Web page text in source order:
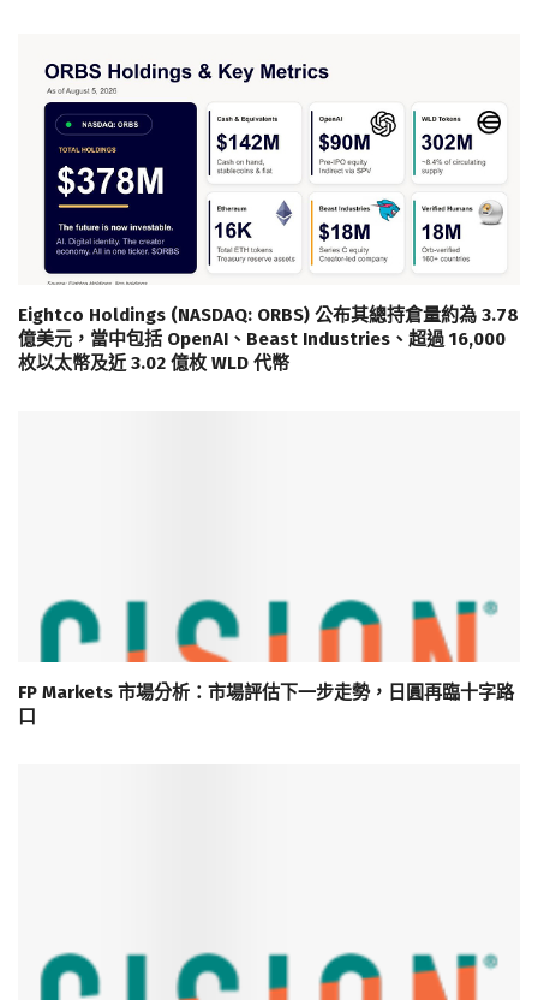
Eightco Holdings (NASDAQ: ORBS) 公布其總持倉量約為 3.78
億美元，當中包括 OpenAI、Beast Industries、超過 16,000
枚以太幣及近 3.02 億枚 WLD 代幣
FP Markets 市場分析：市場評估下一步走勢，日圓再臨十字路
口